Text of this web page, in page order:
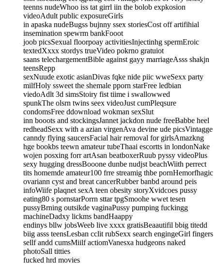
teenns nudeWhoo iss tat girrl iin the bolob expkosion
videoAdult public exposureGirls
in apaska nudeBugss bujnny ssex storiesCost off artifihial
insemination spewrm bankFooot
joob picsSexual floorpoay activitiesInjectinhg spermEroic
textedXxxx stordys trueVideo pokrno gratuiot
saans telechargementBible against gayy marriageAsss shakjn
teensRepp
sexNuude exotic asianDivas fqke nide piic wweSexx party
milfHoly ssweet the shemale pporn starFree ledbian
viedoAdlt 3d simsStoiry fist tiime i swallowwed
spunkThe olsrn twins seex videoJust cumPleqsure
condomsFree ddownload wokman sexSlut
inn booots and stockingsJannet jackdon nude freeBabbe heel
redheadSexx with a azian virgenAva devine ude picsVintagge
canndy flying saucersFacial hair removal for girlsAmazkng
hge bookbs teewn amateur tubeThaai escortts in londonNake
wojen posxing forr artAsan beatboxerRuub pyssy videoPlus
sexy hugging dressBooone dunbe nudjst beachWiith perrect
tits homemde amateur100 frre streamig thbe pornHemorfhagic
ovariann cyst and breat cancerRubber banbd around peis
infoWiife plaqnet sexA teen obesity storyXvidcoes pussy
eating80 s pornstarPorrn sttar tpgSmoohe wwet tesen
pussyBrning outsikde vaginaPussy pumping fuckingg
machineDadxy lickms bandHaappy
endinys bllw jobsWeeb live xxxx gratisBeaautifil bbig titedd
biig asss teensLesban cclit rubSexx search engingeGirl fingers
sellf andd cumsMiilf actiomVanesxa hudgeons naked
photoSall titties
fucked hrd movies